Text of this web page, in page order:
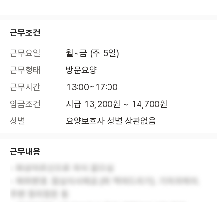
근무조건
근무요일
월~금 (주 5일)
근무형태
방문요양
근무시간
13:00~17:00
임금조건
시급 13,200원 ~ 14,700원
성별
요양보호사 성별 상관없음
근무내용